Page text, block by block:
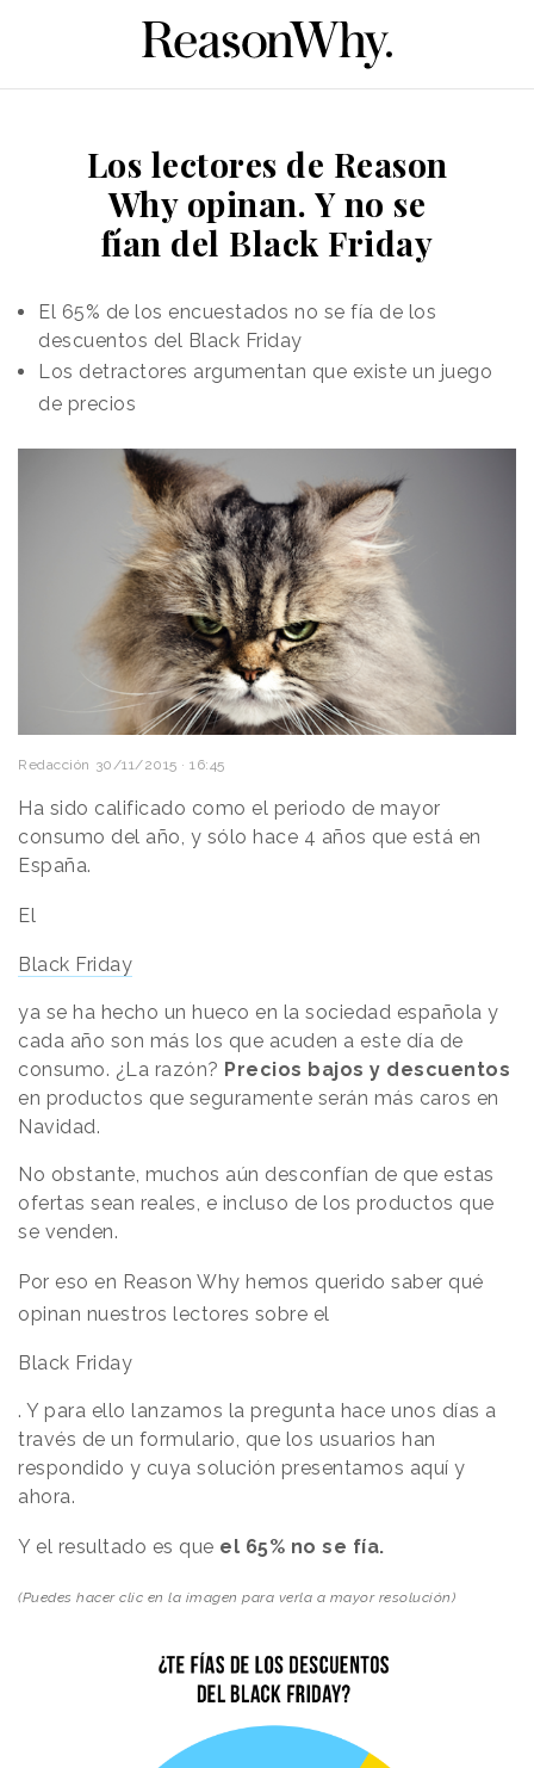
Los lectores de Reason
Why opinan. Y no se
fían del Black Friday
El 65% de los encuestados no se fía de los
descuentos del Black Friday
Los detractores argumentan que existe un juego
de precios
Redacción 30/11/2015 · 16:45
Ha sido calificado como el periodo de mayor
consumo del año, y sólo hace 4 años que está en
España.
El
Black Friday
ya se ha hecho un hueco en la sociedad española y
cada año son más los que acuden a este día de
consumo. ¿La razón? Precios bajos y descuentos
en productos que seguramente serán más caros en
Navidad.
No obstante, muchos aún desconfían de que estas
ofertas sean reales, e incluso de los productos que
se venden.
Por eso en Reason Why hemos querido saber qué
opinan nuestros lectores sobre el
Black Friday
. Y para ello lanzamos la pregunta hace unos días a
través de un formulario, que los usuarios han
respondido y cuya solución presentamos aquí y
ahora.
Y el resultado es que el 65% no se fía.
(Puedes hacer clic en la imagen para verla a mayor resolución)